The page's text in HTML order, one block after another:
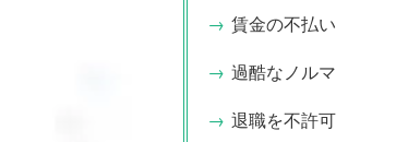
賃金の不払い
過酷なノルマ
退職を不許可